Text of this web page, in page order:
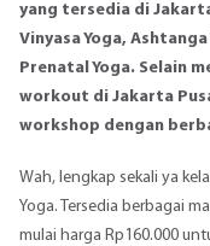
yang tersedia di
Vinyasa Yoga,
Prenatal Yoga. Selain
workout di Jakarta
workshop dengan
Wah, lengkap sekali ya
Yoga. Tersedia berbagai
mulai harga Rp160.000